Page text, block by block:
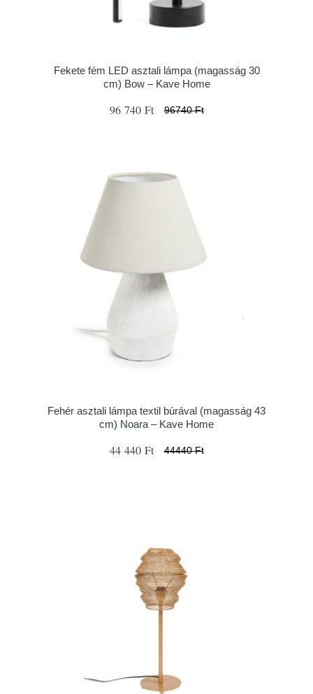
Fekete fém LED asztali lámpa (magasság 30
cm) Bow – Kave Home
96 740 Ft 96740 Ft
Fehér asztali lámpa textil búrával (magasság 43
cm) Noara – Kave Home
44 440 Ft 44440 Ft